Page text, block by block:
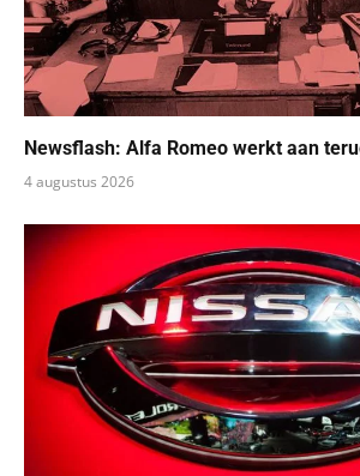
Newsflash: Alfa Romeo werkt aan
4 augustus 2026